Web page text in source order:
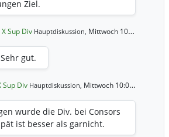
Ziel.
Sup Div Hauptdiskussion, Mittwoch 10:34 Uhr
gut.
Sup Div Hauptdiskussion, Mittwoch 10:01 Uhr
wurde die Div. bei Consors
ist besser als garnicht.